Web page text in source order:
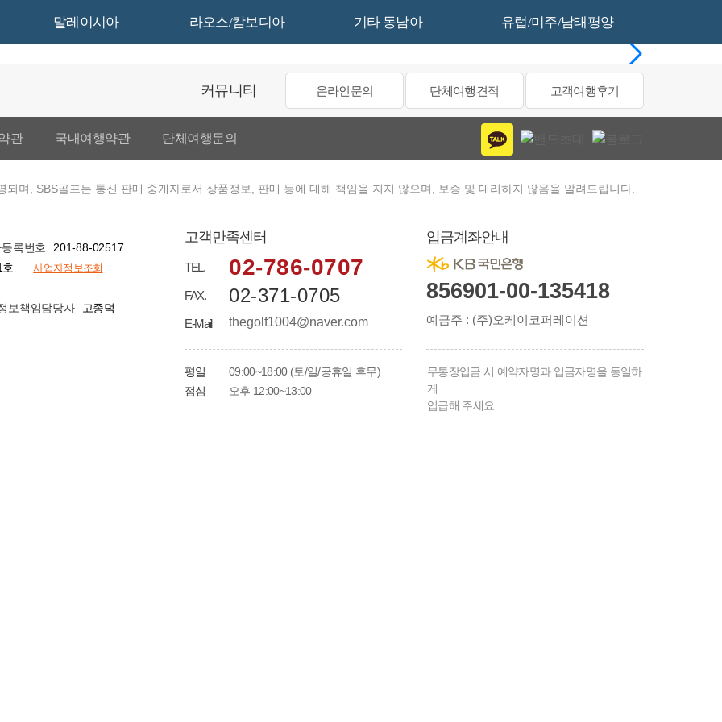
말레이시아 라오스/캄보디아 기타 동남아 유럽/미주/남태평양
이전 안내 (2026년 1월 14일
아) 1년 월평균 기온 안내
온 안내
커뮤니티 온라인문의 단체여행견적 고객여행후기
관 국내여행약관 단체여행문의
며, SBS골프는 통신 판매 중개자로서 상품정보, 판매 등에 대해 책임을 지지 않으며, 보증 및 대리하지 않음을 알려드립니다.
록번호 201-88-02517
사업자정보조회
보책임담당자 고종덕
고객만족센터
TEL. 02-786-0707
FAX. 02-371-0705
E-Mail thegolf1004@naver.com
평일
09:00~18:00 (토/일/공휴일 휴무)
점심
오후 12:00~13:00
입금계좌안내
856901-00-135418
예금주 : (주)오케이코퍼레이션
무통장입금 시 예약자명과 입금자명을 동일하
게
입급해 주세요.